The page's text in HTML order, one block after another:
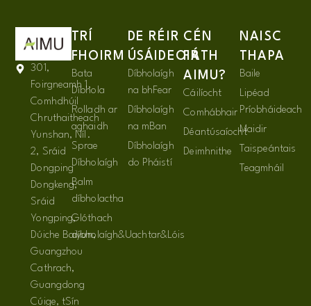
301,
Foirgneamh 1,
Comhdhúil
Chruthaitheach
Yunshan, Níl.
2, Sráid
Dongping
Dongkeng,
Sráid
Yongping,
Dúiche Baiyun,
Guangzhou
Cathrach,
Guangdong
Cúige, tSín
TRÍ
FHOIRM
Bata
Díbhola
Rolladh ar
aghaidh
Sprae
Díbholaígh
Balm
díbholactha
Glóthach
díbholaígh&Uachtar&Lóis
DE RÉIR
ÚSÁIDEOIR
Díbholaígh
na bhFear
Díbholaígh
na mBan
Díbholaígh
do Pháistí
CÉN
FÁTH
AIMU?
Cáilíocht
Comhábhair
Déantúsaíocht
Deimhnithe
NAISC
THAPA
Baile
Lipéad
Príobháideach
Maidir
Taispeántais
Teagmháil